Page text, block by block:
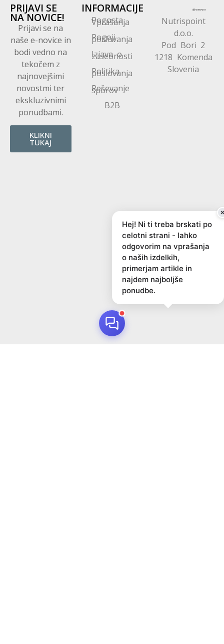
PRIJAVI SE
NA NOVICE!
Prijavi se na
naše e-novice in
bodi vedno na
tekočem z
najnovejšimi
novostmi ter
ekskluzivnimi
ponudbami.
KLIKNI
TUKAJ
INFORMACIJE
Pogosta
Vprašanja
Pogoji
poslovanja
Izjava o
zasebnosti
Politika
poslovanja
Reševanje
sporov
B2B
Nutrispoint
d.o.o.
Pod Bori 2
1218 Komenda
Slovenia
Hej! Ni ti treba brskati po
celotni strani - lahko
odgovorim na vprašanja
o naših izdelkih,
primerjam artikle in
najdem najboljše
ponudbe.